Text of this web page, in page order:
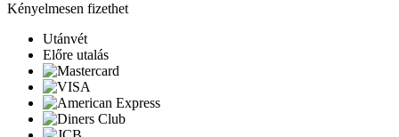
Kényelmesen fizethet
Utánvét
Előre utalás